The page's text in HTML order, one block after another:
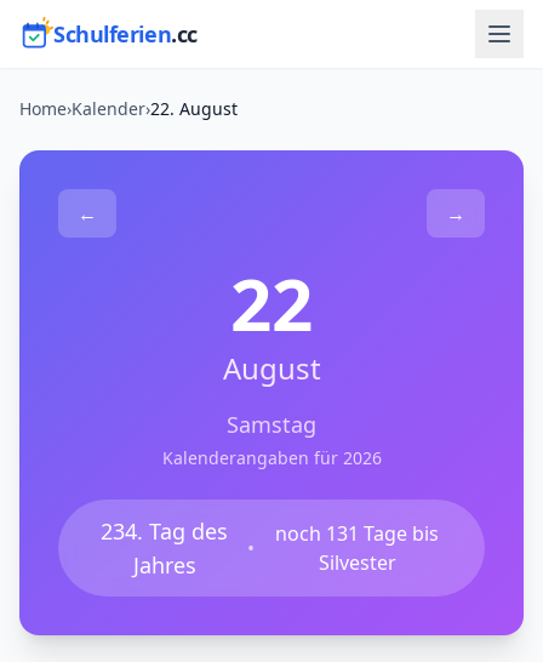
Schulferien.cc
Home›Kalender›22. August
← →
22
August
Samstag
Kalenderangaben für 2026
234. Tag des
Jahres
•
noch 131 Tage bis
Silvester